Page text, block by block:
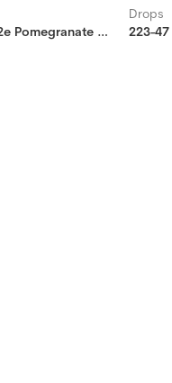
234-82e Pomegranate Shawl
Drops
223-